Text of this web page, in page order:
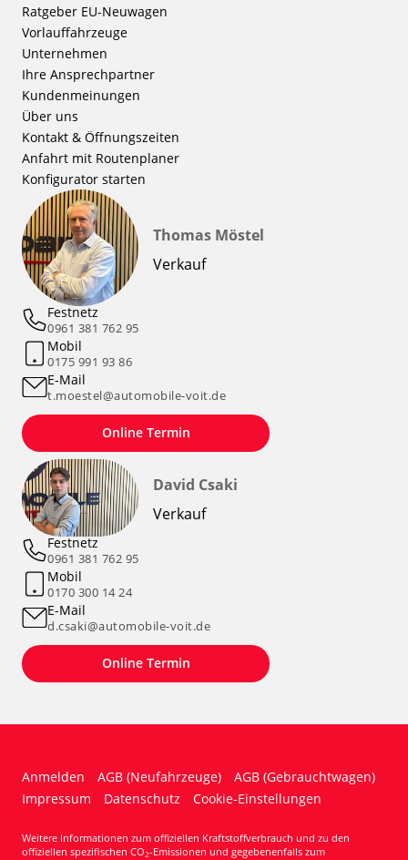
Ratgeber EU-Neuwagen
Vorlauffahrzeuge
Unternehmen
Ihre Ansprechpartner
Kundenmeinungen
Über uns
Kontakt & Öffnungszeiten
Anfahrt mit Routenplaner
Konfigurator starten
Thomas Möstel
Verkauf
Festnetz
0961 381 762 95
Mobil
0175 991 93 86
E-Mail
t.moestel@automobile-voit.de
Online Termin
David Csaki
Verkauf
Festnetz
0961 381 762 95
Mobil
0170 300 14 24
E-Mail
d.csaki@automobile-voit.de
Online Termin
Anmelden AGB (Neufahrzeuge)
AGB (Gebrauchtwagen)
Impressum
Datenschutz Cookie-Einstellungen
Weitere Informationen zum offiziellen Kraftstoffverbrauch und zu den
offiziellen spezifischen CO2-Emissionen und gegebenenfalls zum